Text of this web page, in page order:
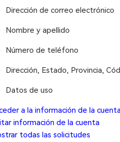
Dirección de correo electrónico
Nombre y apellido
Número de teléfono
Dirección, Estado, Provincia,
Datos de uso
a la información de la cuenta
información de la cuenta
todas las solicitudes